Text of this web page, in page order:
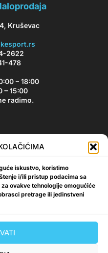
iskustvo, koristimo
i/ili pristup podacima sa
ovakve tehnologije omogućiće
pretrage ili jedinstveni
Kruševac
2622
478
– 18:00
– 15:00
radimo.
se